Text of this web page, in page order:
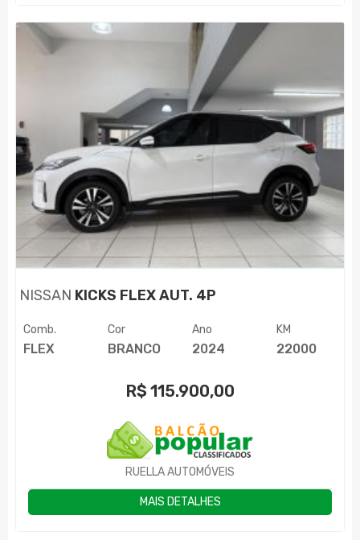
NISSAN KICKS FLEX AUT. 4P
Comb.
FLEX
Cor
BRANCO
Ano
2024
KM
22000
R$ 115.900,00
RUELLA AUTOMÓVEIS
MAIS DETALHES